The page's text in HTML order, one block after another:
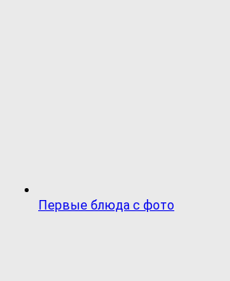
Первые блюда с фото